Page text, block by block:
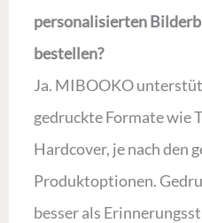
personalisierten
bestellen?
Ja. MIBOOKO
gedruckte Formate wie
Hardcover, je nach den
Produktoptionen.
besser als